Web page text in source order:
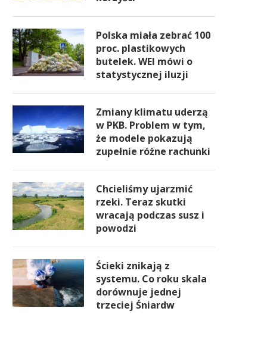
Polska miała zebrać 100
proc. plastikowych
butelek. WEI mówi o
statystycznej iluzji
Zmiany klimatu uderzą
w PKB. Problem w tym,
że modele pokazują
zupełnie różne rachunki
Chcieliśmy ujarzmić
rzeki. Teraz skutki
wracają podczas susz i
powodzi
Ścieki znikają z
systemu. Co roku skala
dorównuje jednej
trzeciej Śniardw